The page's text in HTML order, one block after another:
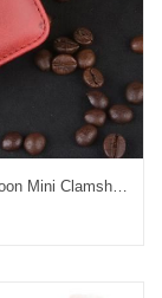
Xiaomi Mi Note 10 Hoesje Patroon Mobiele Telefoon Mini Clamshell Koe Kopen